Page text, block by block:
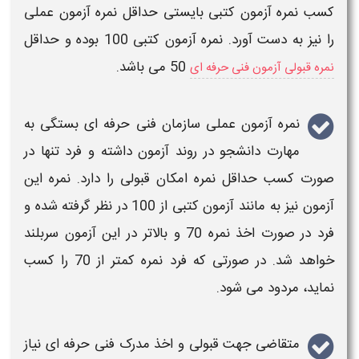
کسب نمره آزمون کتبی بایستی حداقل نمره آزمون عملی
را نیز به دست آورد. نمرهآزمون کتبی 100 بوده و حداقل
نمره قبولی آزمون فنی حرفه ای
نمره آزمون عملی سازمان فنی حرفه ایبستگی به
مهارت دانشجو در روند آزمونداشته و فرد تنها در
صورت کسب حداقل نمره امکان قبولی را دارد. نمره این
آزمون نیز به مانند آزمون
کتبی از 100 در نظر گرفته شده و
فرد در صورت اخذ نمره 70 و بالاتر در این
آزمون سربلند
خواهد شد. در صورتی که فرد نمره کمتر از 70 را کسب
نماید، مردود می شود.
متقاضی جهت قبولی و اخذ مدرک فنی حرفه ای نیاز